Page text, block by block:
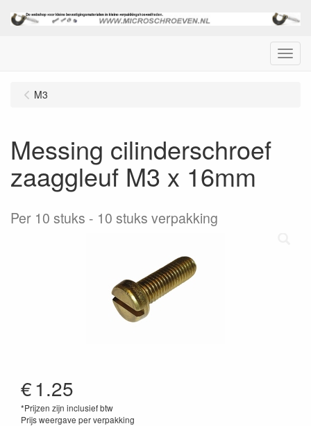
Menu
M3
Messing cilinderschroef
zaaggleuf M3 x 16mm
Per 10 stuks 10 stuks verpakking
€1.25
*Prijzen zijn inclusief btw
Prijs weergave per verpakking